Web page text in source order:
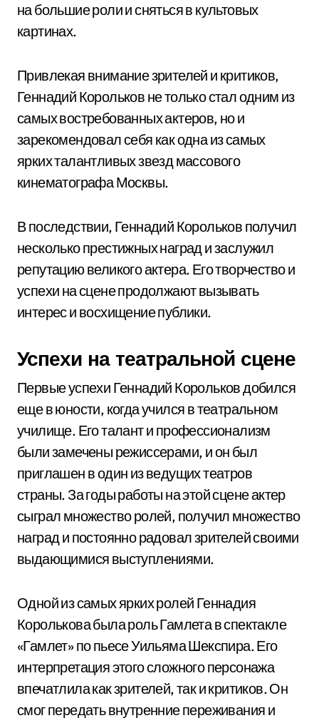
на большие роли и сняться в культовых
картинах.
Привлекая внимание зрителей и критиков,
Геннадий Корольков не только стал одним из
самых востребованных актеров, но и
зарекомендовал себя как одна из самых
ярких талантливых звезд массового
кинематографа Москвы.
В последствии, Геннадий Корольков получил
несколько престижных наград и заслужил
репутацию великого актера. Его творчество и
успехи на сцене продолжают вызывать
интерес и восхищение публики.
Успехи на театральной сцене
Первые успехи Геннадий Корольков добился
еще в юности, когда учился в театральном
училище. Его талант и профессионализм
были замечены режиссерами, и он был
приглашен в один из ведущих театров
страны. За годы работы на этой сцене актер
сыграл множество ролей, получил множество
наград и постоянно радовал зрителей своими
выдающимися выступлениями.
Одной из самых ярких ролей Геннадия
Королькова была роль Гамлета в спектакле
«Гамлет» по пьесе Уильяма Шекспира. Его
интерпретация этого сложного персонажа
впечатлила как зрителей, так и критиков. Он
смог передать внутренние переживания и